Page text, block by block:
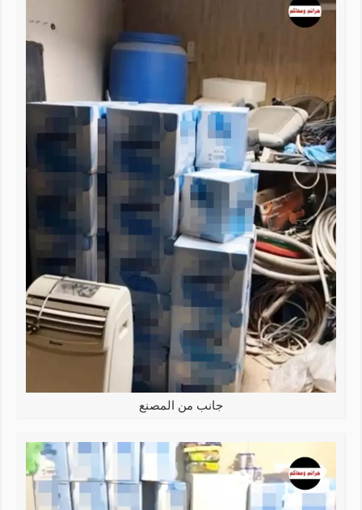
جانب من المصنع